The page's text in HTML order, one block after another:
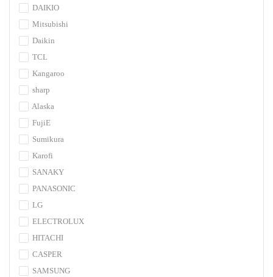
DAIKIO
Mitsubishi
Daikin
TCL
Kangaroo
sharp
Alaska
FujiE
Sumikura
Karofi
SANAKY
PANASONIC
LG
ELECTROLUX
HITACHI
CASPER
SAMSUNG